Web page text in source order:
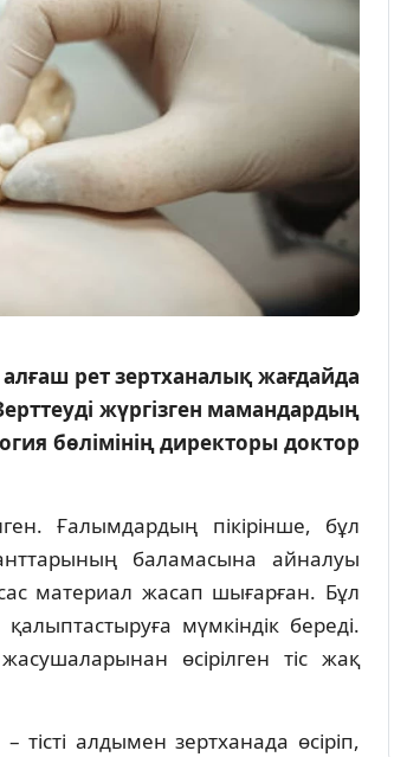
рет зертханалық жағдайда
жүргізген мамандардың
бөлімінің директоры доктор
Ғалымдардың пікірінше, бұл
баламасына айналуы
материал жасап шығарған. Бұл
мүмкіндік береді.
өсірілген тіс жақ
тісті алдымен зертханада өсіріп,